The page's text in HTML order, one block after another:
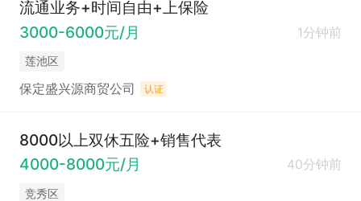
流通业务+时间自由+上保险
3000-6000元/月
1分钟前
莲池区
保定盛兴源商贸公司 认证
8000以上双休五险+销售代表
4000-8000元/月
40分钟前
竞秀区